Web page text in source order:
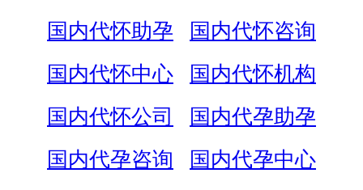
国内代怀助孕
国内代怀咨询
国内代怀中心
国内代怀机构
国内代怀公司
国内代孕助孕
国内代孕咨询
国内代孕中心